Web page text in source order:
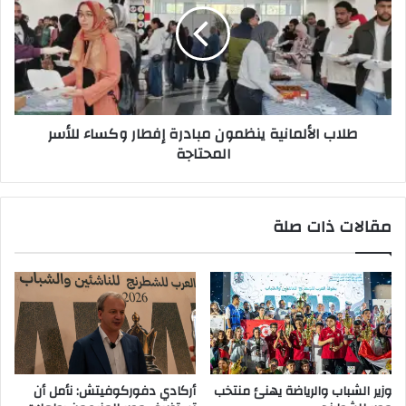
مبادرة
إفطار
وكساء
للأسر
المحتاجة
طلاب الألمانية ينظمون مبادرة إفطار وكساء للأسر
المحتاجة
مقالات ذات صلة
وزير الشباب والرياضة يهنئ منتخب أركادي دفوركوفيتش: نأمل أن